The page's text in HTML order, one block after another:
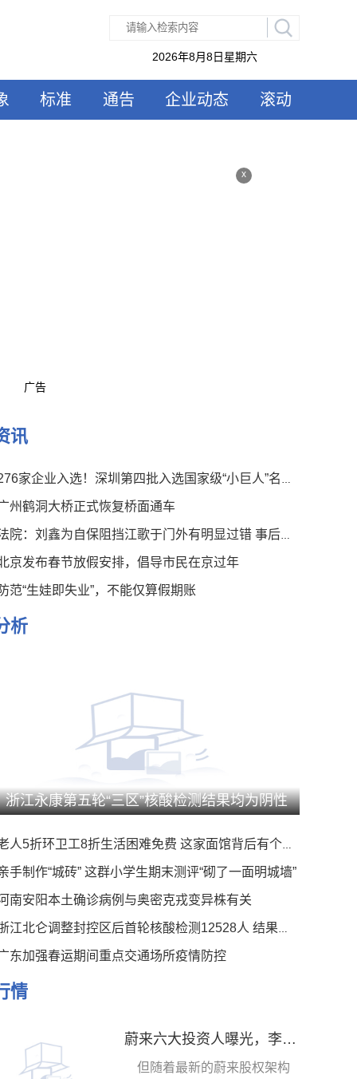
2026年8月8日星期六
标准 通告 企业动态 滚动
x
广告
讯
家企业入选！深圳第四批入选国家级“小巨人”名单公布
州鹤洞大桥正式恢复桥面通车
院：刘鑫为自保阻挡江歌于门外有明显过错 事后言论有违伦常
京发布春节放假安排，倡导市民在京过年
范“生娃即失业”，不能仅算假期账
析
浙江永康第五轮“三区”核酸检测结果均为阴性
人5折环卫工8折生活困难免费 这家面馆背后有个暖心事
手制作“城砖” 这群小学生期末测评“砌了一面明城墙”
南安阳本土确诊病例与奥密克戎变异株有关
江北仑调整封控区后首轮核酸检测12528人 结果均为阴性
东加强春运期间重点交通场所疫情防控
情
蔚来六大投资人曝光，李想、雷军竟是蔚来大股东，俞敏洪排不上号
但随着最新的蔚来股权架构